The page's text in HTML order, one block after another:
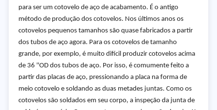
para ser um cotovelo de aço de acabamento. É o antigo
método de produção dos cotovelos. Nos últimos anos os
cotovelos pequenos tamanhos são quase fabricados a partir
dos tubos de aço agora. Para os cotovelos de tamanho
grande, por exemplo, é muito difícil produzir cotovelos acima
de 36 ''OD dos tubos de aço. Por isso, é comumente feito a
partir das placas de aço, pressionando a placa na forma de
meio cotovelo e soldando as duas metades juntas. Como os
cotovelos são soldados em seu corpo, a inspeção da junta de